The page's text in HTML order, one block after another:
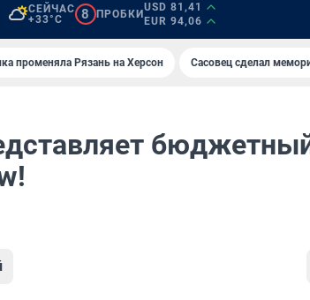
СЕЙЧАС
+33°C
8 ПРОБКИ
USD 81,41
EUR 94,06
променяла Рязань на Херсон Сасовец сделал